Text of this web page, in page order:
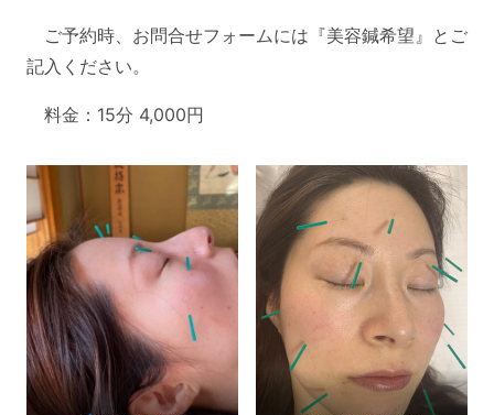
ご予約時、お問合せフォームには『美容鍼希望』とご
記入ください。
料金：15分 4,000円